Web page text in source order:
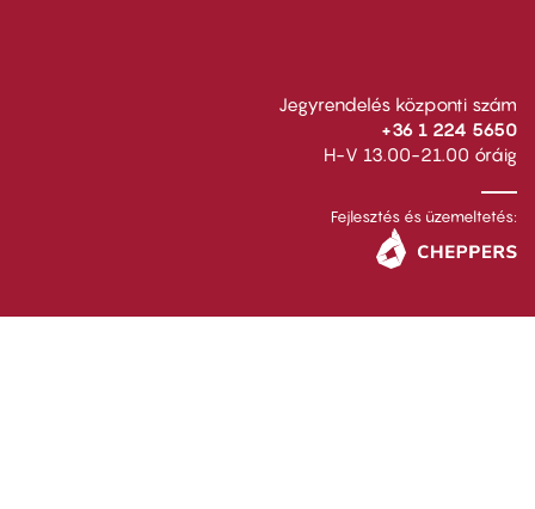
Jegyrendelés központi szám
+36 1 224 5650
H-V 13.00-21.00 óráig
Fejlesztés és üzemeltetés: